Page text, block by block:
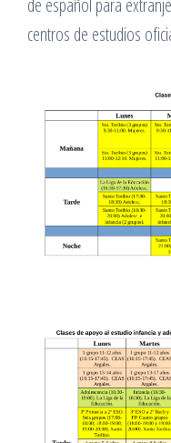
de español para
centros de estudios